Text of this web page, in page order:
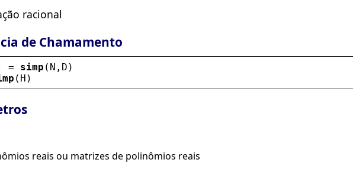
racional
de Chamamento
= simp ( N , D )
( H )
reais ou matrizes de polinômios reais